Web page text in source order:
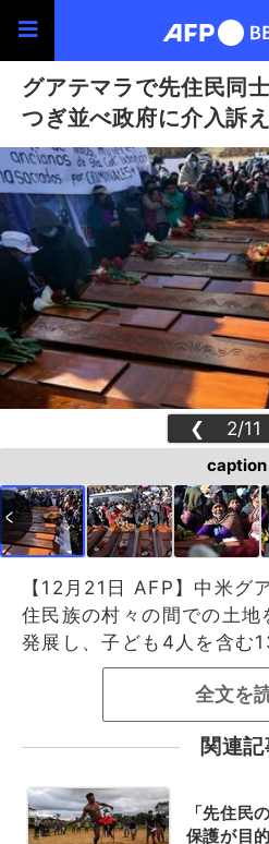
グアテマラで先住民同
つぎ並べ政府に介入訴え
❮ 2/11
caption
【12月21日 AFP】中米グ
住民族の村々の間での土地
発展し、子ども4人を含む
全文を
関連記
「先住民
保護が目